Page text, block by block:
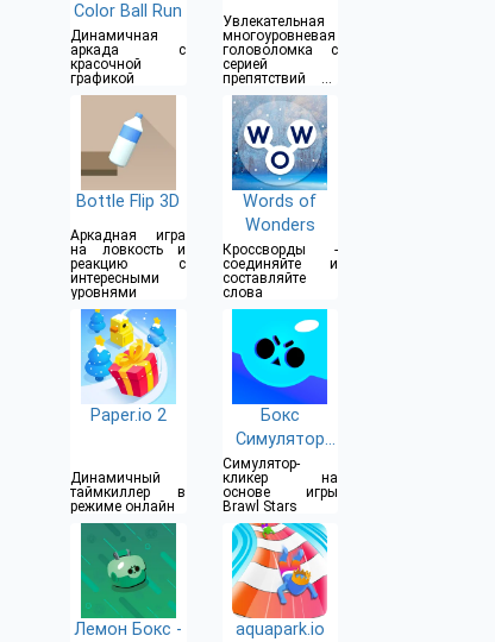
Color Ball Run
Динамичная
аркада с
красочной
графикой
Увлекательная
многоуровневая
головоломка с
серией
препятствий на
пути
Bottle Flip 3D
Аркадная игра
на ловкость и
реакцию с
интересными
уровнями
Words of
Wonders
Кроссворды -
соединяйте и
составляйте
слова
Paper.io 2
Динамичный
таймкиллер в
режиме онлайн
Бокс
Симулятор
для Brawl
Stars
Симулятор-
кликер на
основе игры
Brawl Stars
Лемон Бокс -
aquapark.io